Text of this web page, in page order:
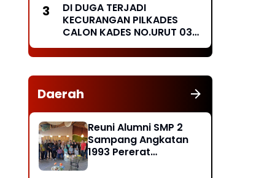
Masyarakat "
DI DUGA TERJADI
KECURANGAN PILKADES
CALON KADES NO.URUT 03
MENGGUGAT
Daerah
Reuni Alumni SMP 2
Sampang Angkatan
1993 Pererat